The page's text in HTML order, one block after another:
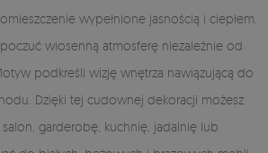
wypełnione jasnością i ciepłem.
wiosenną atmosferę niezależnie od
podkreśli wizję wnętrza nawiązującą do
Dzięki tej cudownej dekoracji możesz
garderobę, kuchnię, jadalnię lub